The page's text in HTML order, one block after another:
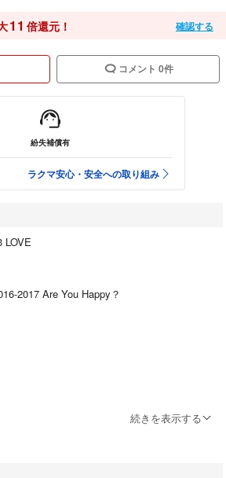
11 倍還元！ 確認する
コメント 0件
紛失補償有
ラクマ安心・安全への取り組み
LOVE
2017 Are You Happy？
続きを表示する